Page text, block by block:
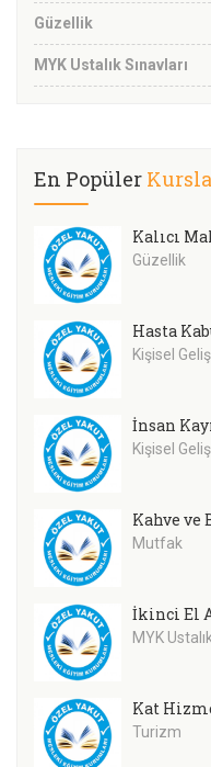
Güzellik
MYK Ustalık Sınavları
En Popüler
Kalıcı
Güzellik
Hasta
Kişisel
İnsan
Kişisel
Kahve
Mutfak
İkinci El
MYK
Kat
Turizm